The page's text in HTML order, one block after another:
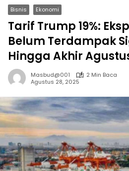
Bisnis Ekonomi
Tarif Trump 19%:
Belum Terdampak
Hingga Akhir
Masbud@001
2 Min Baca
Agustus 28, 2025